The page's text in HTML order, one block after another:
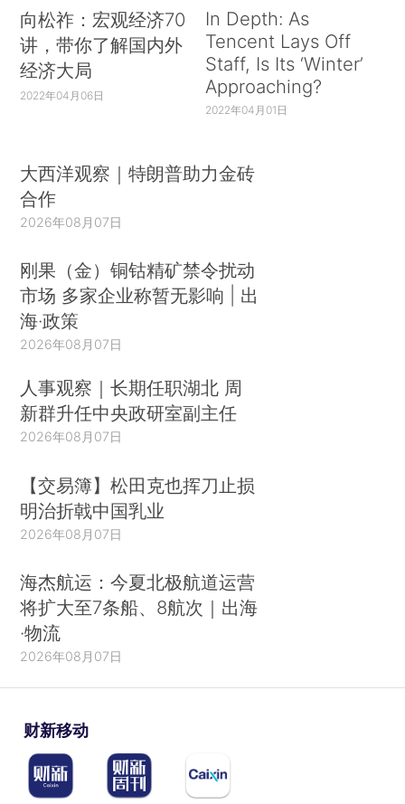
向松祚：宏观经济70
讲，带你了解国内外
经济大局
2022年04月06日
In Depth: As
Tencent Lays Off
Staff, Is Its ‘Winter’
Approaching?
2022年04月01日
大西洋观察｜特朗普助力金砖
合作
2026年08月07日
刚果（金）铜钴精矿禁令扰动
市场 多家企业称暂无影响 | 出
海·政策
2026年08月07日
人事观察｜长期任职湖北 周
新群升任中央政研室副主任
2026年08月07日
【交易簿】松田克也挥刀止损
明治折戟中国乳业
2026年08月07日
海杰航运：今夏北极航道运营
将扩大至7条船、8航次｜出海
·物流
2026年08月07日
财新移动